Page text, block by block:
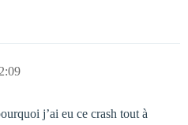
j’ai eu ce crash tout à